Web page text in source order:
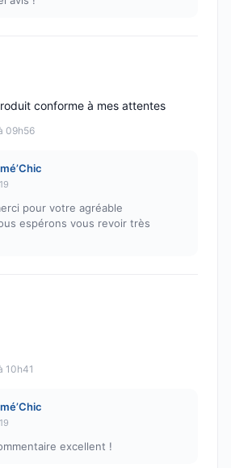
09h56
conforme à mes attentes
pour votre agréable
espérons vous revoir très
10h41
excellent !